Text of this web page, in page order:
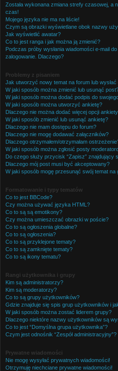
Została wykonana zmiana strefy czasowej, a
czas!
Mojego języka nie ma na liście!
Czym są obrazki wyświetlane obok nazwy
Jak wyświetlić awatar?
Co to jest ranga i jak można ją zmienić?
Podczas próby wysłania wiadomości e-mail
zalogowanie. Dlaczego?
Problemy z pisaniem
Jak utworzyć nowy temat na forum lub
W jaki sposób można zmienić lub usunąć
W jaki sposób można dodać podpis do
W jaki sposób można utworzyć ankietę?
Dlaczego nie można dodać więcej opcji
W jaki sposób zmienić lub usunąć ankietę?
Dlaczego nie mam dostępu do forum?
Dlaczego nie mogę dodawać załączników?
Dlaczego otrzymałem/otrzymałam
W jaki sposób można zgłosić posty
Do czego służy przycisk “Zapisz” znajdujący
Dlaczego mój post musi być akceptowany?
W jaki sposób mogę przesunąć swój temat na
Formatowanie i typy tematów
Co to jest BBCode?
Czy można używać języka HTML?
Co to są są emotikony?
Czy można umieszczać obrazki w poście?
Co to są ogłoszenia globalne?
Co to są ogłoszenia?
Co to są przyklejone tematy?
Co to są zamknięte tematy?
Co to są ikony tematu?
Rangi użytkownika i grupy
Kim są administratorzy?
Kim są moderatorzy?
Co to są grupy użytkowników?
Gdzie znajduje się spis grup użytkowników i
W jaki sposób można zostać liderem grupy?
Dlaczego niektóre nazwy użytkowników są
Co to jest “Domyślna grupa użytkownika”?
Czym jest odnośnik “Zespół administracyjny”?
Prywatne wiadomości
Nie mogę wysyłać prywatnych wiadomości!
Otrzymuję niechciane prywatne wiadomości!